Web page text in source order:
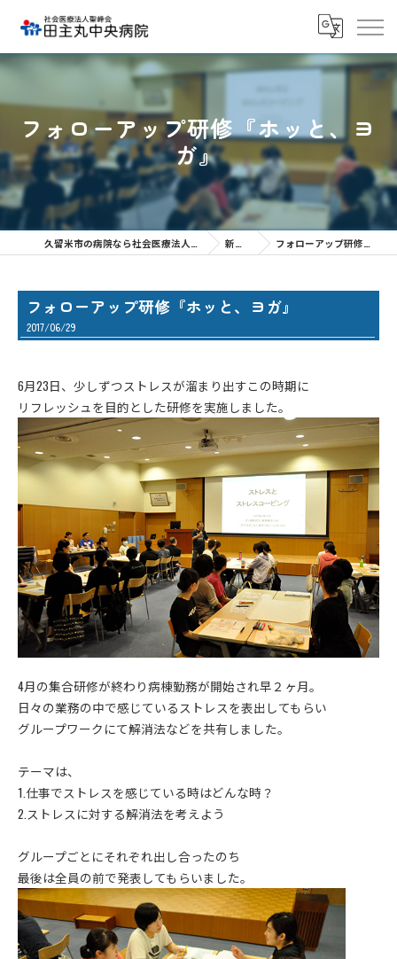
フォローアップ研修『ホッと、ヨ
ガ』
新着情報 フォローアップ研修『ホッと、ヨガ』
フォローアップ研修『ホッと、ヨガ』
2017/06/29
6月23日、少しずつストレスが溜まり出すこの時期に
リフレッシュを目的とした研修を実施しました。
4月の集合研修が終わり病棟勤務が開始され早２ヶ月。
日々の業務の中で感じているストレスを表出してもらい
グループワークにて解消法などを共有しました。
テーマは、
1.仕事でストレスを感じている時はどんな時？
2.ストレスに対する解消法を考えよう
グループごとにそれぞれ出し合ったのち
最後は全員の前で発表してもらいました。